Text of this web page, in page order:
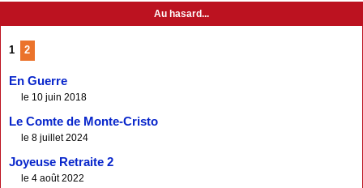
Au hasard...
1 2
En Guerre
le 10 juin 2018
Le Comte de Monte-Cristo
le 8 juillet 2024
Joyeuse Retraite 2
le 4 août 2022